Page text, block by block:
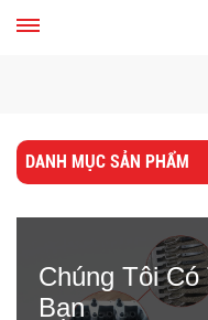
DANH MỤC SẢN PHẨM
Chúng Tôi
Bạn